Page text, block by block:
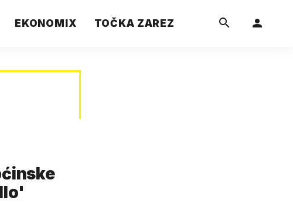
EKONOMIX TOČKA ZAREZ